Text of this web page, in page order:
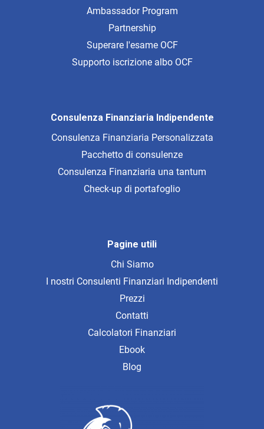
Pagine utili
Chi Siamo
I nostri Consulenti Finanziari Indipendenti
Prezzi
Contatti
Calcolatori Finanziari
Ebook
Blog
Consulenza Finanziaria Indipendente
Consulenza Finanziaria Personalizzata
Pacchetto di consulenze
Consulenza Finanziaria una tantum
Check-up di portafoglio
Ambassador Program
Partnership
Superare l'esame OCF
Supporto iscrizione albo OCF